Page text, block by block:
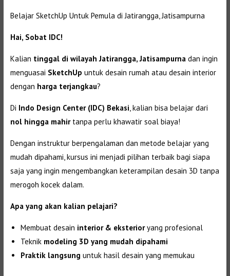
Belajar SketchUp Untuk Pemula di Jatirangga, Jatisampurna
Hai, Sobat IDC!
Kalian tinggal di wilayah Jatirangga, Jatisampurna dan ingin
menguasai SketchUp untuk desain rumah atau desain interior
dengan harga terjangkau?
Di Indo Design Center (IDC) Bekasi, kalian bisa belajar dari
nol hingga mahirtanpa perlu khawatir soal biaya!
Dengan instruktur berpengalaman dan metode belajar yang
mudah dipahami, kursus ini menjadi pilihan terbaik bagi siapa
saja yang ingin mengembangkan keterampilan desain 3D tanpa
merogoh kocek dalam.
Apa yang akan kalian pelajari?
Membuat desain interior & eksterioryang profesional
Teknik modeling 3D yang mudah dipahami
Praktik langsung untuk hasil desain yang memukau